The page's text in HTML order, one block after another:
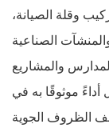
وقلة الصيانة،
الصناعية
والمشاريع
أداءً موثوقًا به في